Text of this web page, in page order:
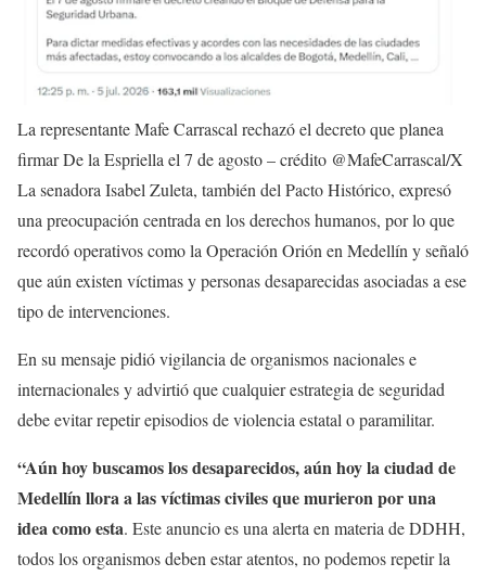
La representante Mafe Carrascal rechazó el decreto que planea
firmar De la Espriella el 7 de agosto – crédito @MafeCarrascal/X
La senadora Isabel Zuleta, también del Pacto Histórico, expresó
una preocupación centrada en los derechos humanos, por lo que
recordó operativos como la Operación Orión en Medellín y señaló
que aún existen víctimas y personas desaparecidas asociadas a ese
tipo de intervenciones.
En su mensaje pidió vigilancia de organismos nacionales e
internacionales y advirtió que cualquier estrategia de seguridad
debe evitar repetir episodios de violencia estatal o paramilitar.
“Aún hoy buscamos los desaparecidos, aún hoy la ciudad de
Medellín llora a las víctimas civiles que murieron por una
idea como esta. Este anuncio es una alerta en materia de DDHH,
todos los organismos deben estar atentos, no podemos repetir la